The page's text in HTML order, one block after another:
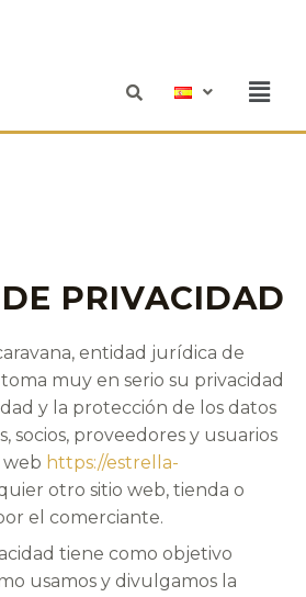
PRIVACIDAD
entidad jurídica de
muy en serio su privacidad
y la protección de los datos
socios, proveedores y usuarios
web https://estrella-
otro sitio web, tienda o
el comerciante.
tiene como objetivo
usamos y divulgamos la